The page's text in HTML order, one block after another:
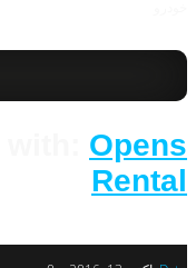
Opens
Rental